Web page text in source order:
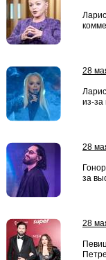
28
из-за
28
за
28